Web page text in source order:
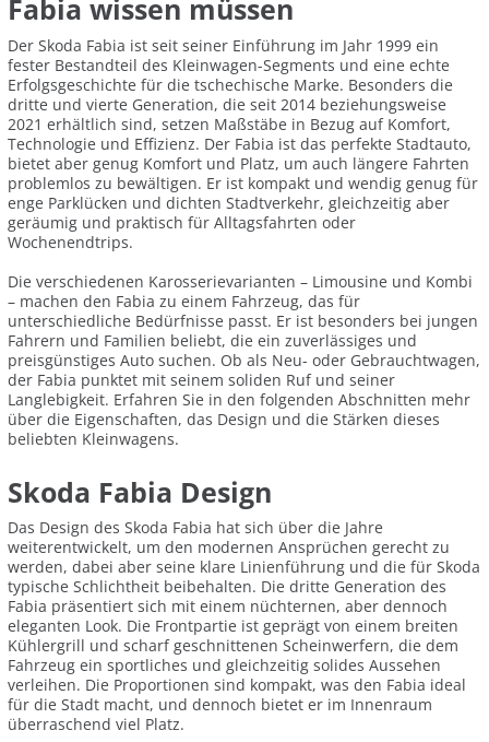
Fabia wissen müssen
Der Skoda Fabia ist seit seiner Einführung im Jahr 1999 ein
fester Bestandteil des Kleinwagen-Segments und eine echte
Erfolgsgeschichte für die tschechische Marke. Besonders die
dritte und vierte Generation, die seit 2014 beziehungsweise
2021 erhältlich sind, setzen Maßstäbe in Bezug auf Komfort,
Technologie und Effizienz. Der Fabia ist das perfekte Stadtauto,
bietet aber genug Komfort und Platz, um auch längere Fahrten
problemlos zu bewältigen. Er ist kompakt und wendig genug für
enge Parklücken und dichten Stadtverkehr, gleichzeitig aber
geräumig und praktisch für Alltagsfahrten oder
Wochenendtrips.
Die verschiedenen Karosserievarianten – Limousine und Kombi
– machen den Fabia zu einem Fahrzeug, das für
unterschiedliche Bedürfnisse passt. Er ist besonders bei jungen
Fahrern und Familien beliebt, die ein zuverlässiges und
preisgünstiges Auto suchen. Ob als Neu- oder Gebrauchtwagen,
der Fabia punktet mit seinem soliden Ruf und seiner
Langlebigkeit. Erfahren Sie in den folgenden Abschnitten mehr
über die Eigenschaften, das Design und die Stärken dieses
beliebten Kleinwagens.
Skoda Fabia Design
Das Design des Skoda Fabia hat sich über die Jahre
weiterentwickelt, um den modernen Ansprüchen gerecht zu
werden, dabei aber seine klare Linienführung und die für Skoda
typische Schlichtheit beibehalten. Die dritte Generation des
Fabia präsentiert sich mit einem nüchternen, aber dennoch
eleganten Look. Die Frontpartie ist geprägt von einem breiten
Kühlergrill und scharf geschnittenen Scheinwerfern, die dem
Fahrzeug ein sportliches und gleichzeitig solides Aussehen
verleihen. Die Proportionen sind kompakt, was den Fabia ideal
für die Stadt macht, und dennoch bietet er im Innenraum
überraschend viel Platz.